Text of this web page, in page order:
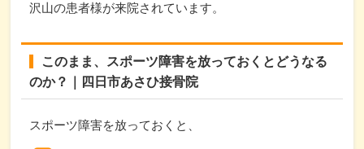
沢山の患者様が来院されています。
このまま、スポーツ障害を放っておくとどうなる
のか？｜四日市あさひ接骨院
スポーツ障害を放っておくと、